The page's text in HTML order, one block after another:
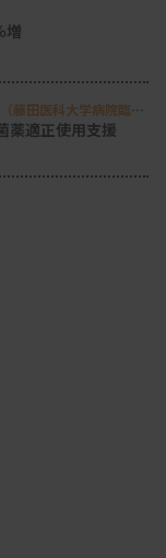
増
田医科大学病院臨床
薬適正使用支援